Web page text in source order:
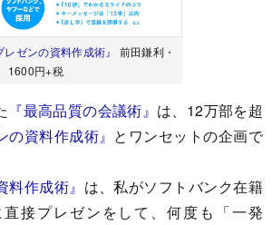
レゼンの資料作成術』
前田鎌利・
1600円+税
『最高品質の会議術』 は、12万部を超
の資料作成術』 とワンセットの企画で
料作成術』 は、私がソフトバンク在籍
接プレゼンをして、何度も「一発